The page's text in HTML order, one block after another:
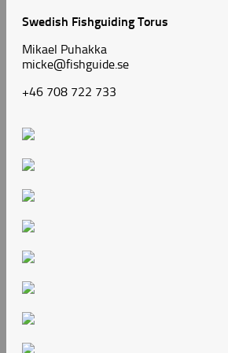
Swedish Fishguiding Torus
Mikael Puhakka
micke@fishguide.se
+46 708 722 733